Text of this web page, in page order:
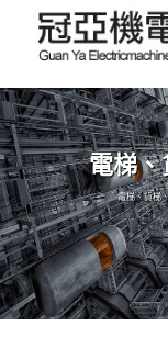
電梯、
電梯、貨梯